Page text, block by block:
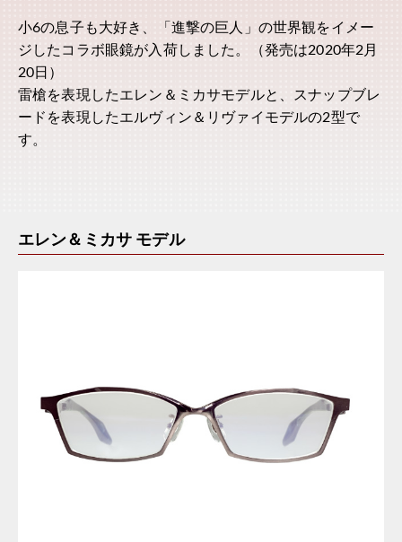
小6の息子も大好き、「進撃の巨人」の世界観をイメー
ジしたコラボ眼鏡が入荷しました。（発売は2020年2月
20日）
雷槍を表現したエレン＆ミカサモデルと、スナップブレ
ードを表現したエルヴィン＆リヴァイモデルの2型で
す。
エレン＆ミカサ モデル